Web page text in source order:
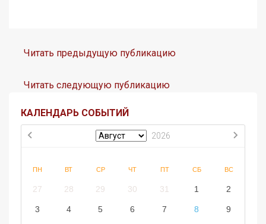
Читать предыдущую публикацию
Читать следующую публикацию
КАЛЕНДАРЬ СОБЫТИЙ
2026
ПН ВТ СР ЧТ ПТ СБ ВС
27 28 29 30 31 1 2
3 4 5 6 7 8 9